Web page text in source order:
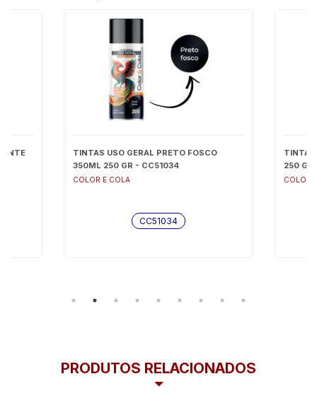
TINTAS USO GERAL PRETO FOSCO
350ML 250 GR - CC51034
COLOR E COLA
CC51034
TINTAS
250
COLOR
PRODUTOS RELACIONADOS